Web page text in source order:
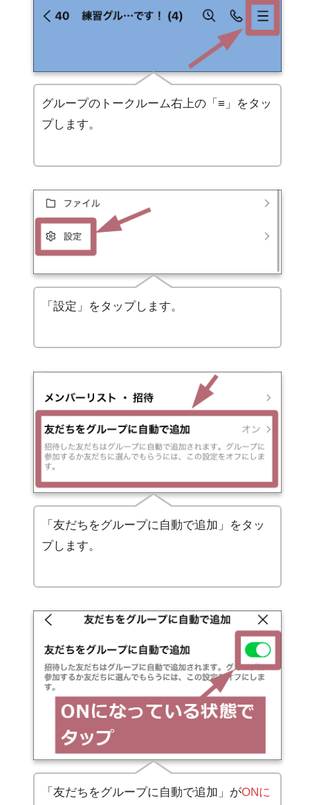
グループのトークルーム右上の「≡」をタッ
プします。
「設定」をタップします。
「友だちをグループに自動で追加」をタッ
プします。
「友だちをグループに自動で追加」がONに